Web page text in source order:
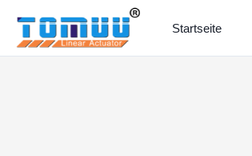
Startseite